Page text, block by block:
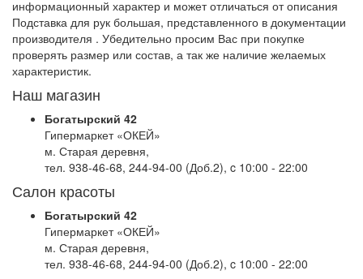
информационный характер и может отличаться от описания
Подставка для рук большая, представленного в документации
производителя . Убедительно просим Вас при покупке
проверять размер или состав, а так же наличие желаемых
характеристик.
Наш магазин
Богатырский 42
Гипермаркет «ОКЕЙ»
м. Старая деревня,
тел. 938-46-68, 244-94-00 (Доб.2), c 10:00 - 22:00
Салон красоты
Богатырский 42
Гипермаркет «ОКЕЙ»
м. Старая деревня,
тел. 938-46-68, 244-94-00 (Доб.2), c 10:00 - 22:00